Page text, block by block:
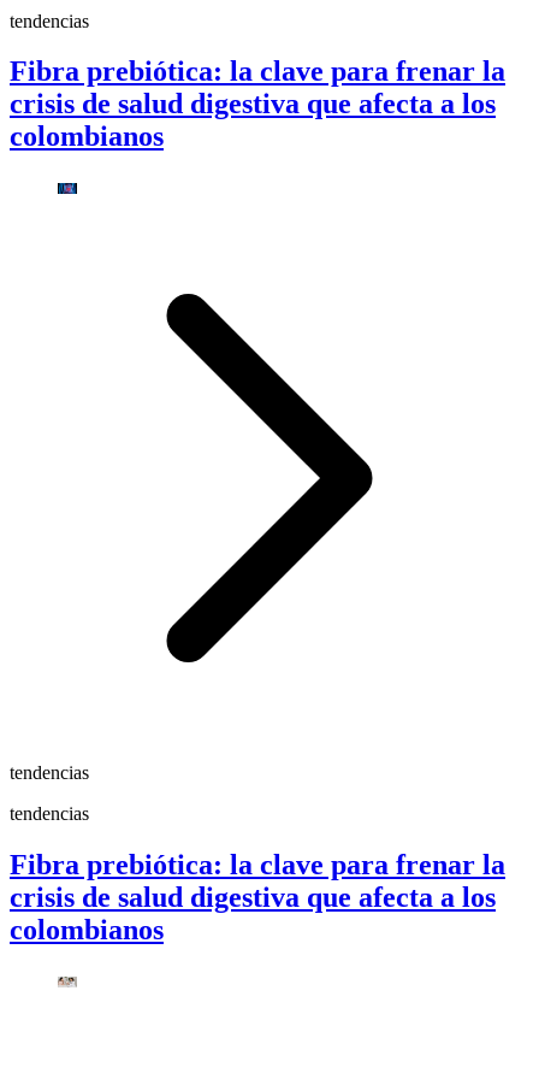
tendencias
Fibra prebiótica: la clave para frenar la
crisis de salud digestiva que afecta a los
colombianos
tendencias
tendencias
Fibra prebiótica: la clave para frenar la
crisis de salud digestiva que afecta a los
colombianos